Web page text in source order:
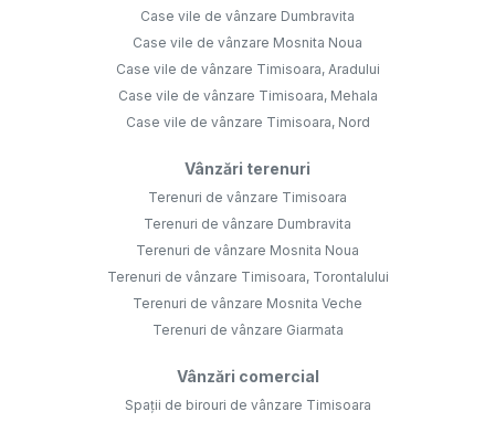
Case vile de vânzare Dumbravita
Case vile de vânzare Mosnita Noua
Case vile de vânzare Timisoara, Aradului
Case vile de vânzare Timisoara, Mehala
Case vile de vânzare Timisoara, Nord
Vânzări terenuri
Terenuri de vânzare Timisoara
Terenuri de vânzare Dumbravita
Terenuri de vânzare Mosnita Noua
Terenuri de vânzare Timisoara, Torontalului
Terenuri de vânzare Mosnita Veche
Terenuri de vânzare Giarmata
Vânzări comercial
Spații de birouri de vânzare Timisoara